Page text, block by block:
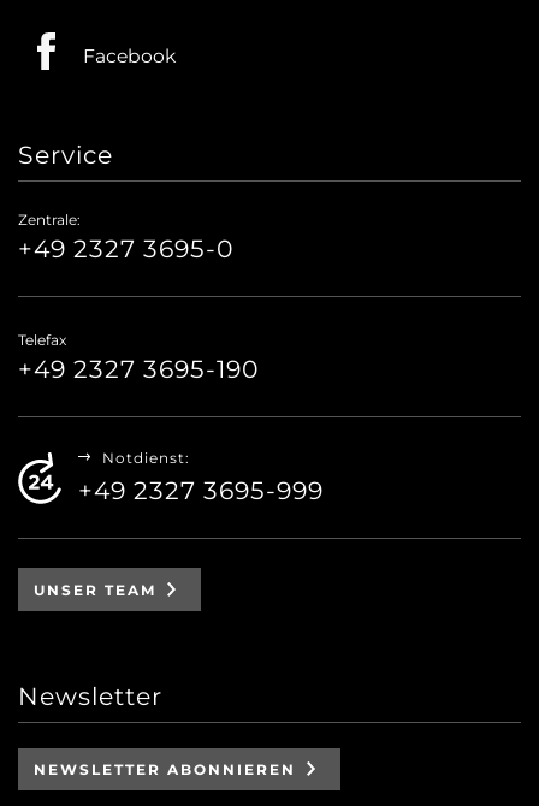
Facebook
Service
Zentrale:
+49 2327 3695-0
Telefax
+49 2327 3695-190
Notdienst:
+49 2327 3695-999
UNSER TEAM
Newsletter
NEWSLETTER ABONNIEREN